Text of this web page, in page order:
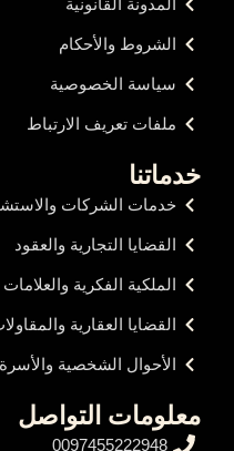
المدونة القانونية
الشروط والأحكام
سياسة الخصوصية
ملفات تعريف الارتباط
خدماتنا
خدمات الشركات
القضايا التجارية والعقود
الملكية الفكرية والعلامات
القضايا العقارية
الأحوال الشخصية والأسرة
معلومات التواصل
0097455222948